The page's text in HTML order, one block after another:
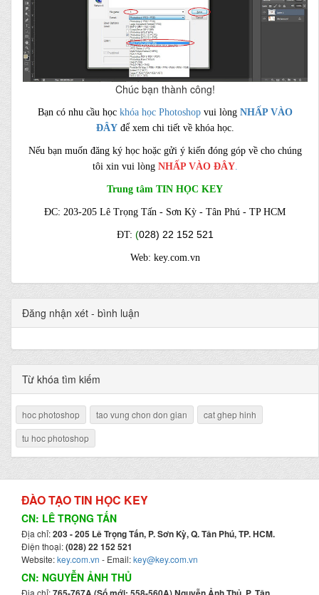
Chúc bạn thành công!
Bạn có nhu cầu họckhóa học Photoshopvui lòng NHẤP VÀO
ĐÂYđể xem chi tiết về khóa học.
Nếu bạn muốn đăng ký học hoặc gửi ý kiến đóng góp về cho chúng
tôi xin vui lòng NHẤP VÀO ĐÂY.
Trung tâm TIN HỌC KEY
ĐC: 203-205 Lê Trọng Tấn - Sơn Kỳ - Tân Phú - TP HCM
ĐT: (028) 22 152 521
Web: key.com.vn
Đăng nhận xét - bình luận
Từ khóa tìm kiếm
hoc photoshop tao vung chon don gian
cat ghep hinh
tu hoc photoshop
ĐÀO TẠO TIN HỌC KEY
CN: LÊ TRỌNG TẤN
Địa chỉ:203 - 205 Lê Trọng Tấn, P. Sơn Kỳ, Q. Tân Phú, TP. HCM.
Điện thoại:(028) 22 152 521
Website:key.com.vn - Email:key@key.com.vn
CN: NGUYỄN ẢNH THỦ
Địa chỉ: